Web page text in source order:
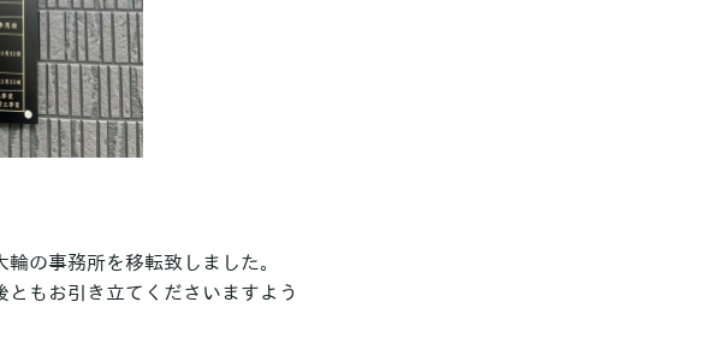
の事務所を移転致しました。
もお引き立てくださいますよう